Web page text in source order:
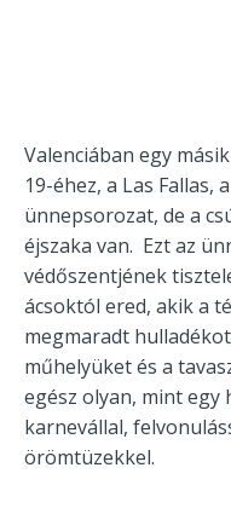
Valenciában egy
19-éhez, a Las Fallas,
ünnepsorozat, de a
éjszaka van. Ezt az
védőszentjének
ácsoktól ered, akik a
megmaradt
műhelyüket és a
egész olyan, mint egy
karnevállal,
örömtüzekkel.